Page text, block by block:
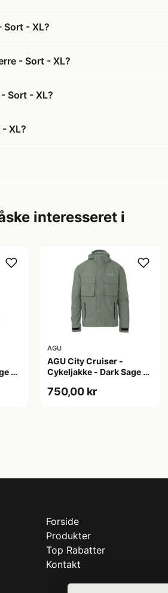
Sort - XL?
- Sort - XL?
Sort - XL?
XL?
interesseret i
-
AGU
AGU City Cruiser -
Cykeljakke - Dark Sage -
750,00 kr
Forside
Produkter
Top Rabatter
Kontakt